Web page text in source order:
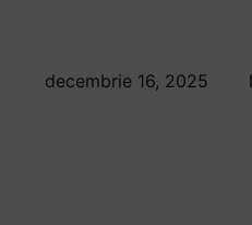
decembrie 16, 2025